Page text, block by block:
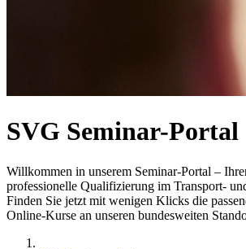
SVG Seminar-Portal
Willkommen in unserem Seminar-Portal –
professionelle Qualifizierung im Transport-
Finden Sie jetzt mit wenigen Klicks die
Online-Kurse an unseren bundesweiten